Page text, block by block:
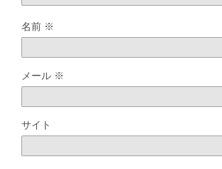
名前 ※
メール ※
サイト